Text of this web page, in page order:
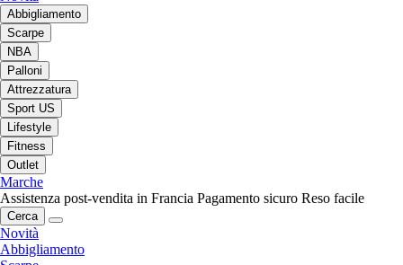
Abbigliamento
Scarpe
NBA
Palloni
Attrezzatura
Sport US
Lifestyle
Fitness
Outlet
Marche
Assistenza post-vendita in Francia Pagamento sicuro Reso facile
Cerca
Novità
Abbigliamento